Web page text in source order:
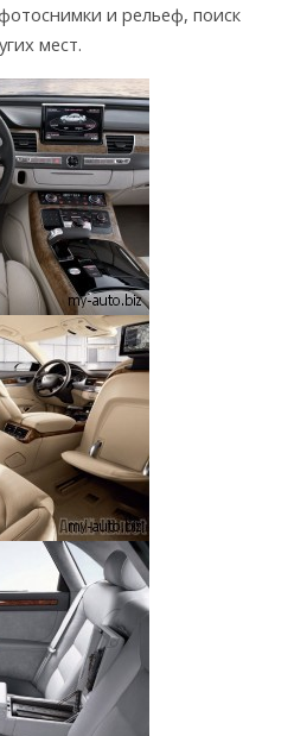
и рельеф, поиск
мест.